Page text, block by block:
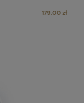
179,00 zł